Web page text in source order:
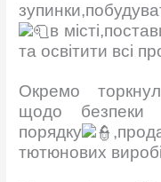
в
та освітити всі
Окремо
щодо безпеки
порядку
тютюнових